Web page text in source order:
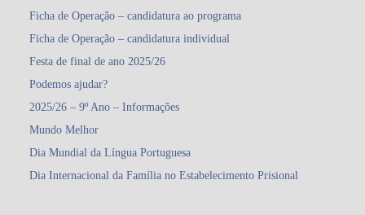
Ficha de Operação – candidatura ao programa
Ficha de Operação – candidatura individual
Festa de final de ano 2025/26
Podemos ajudar?
2025/26 – 9º Ano – Informações
Mundo Melhor
Dia Mundial da Língua Portuguesa
Dia Internacional da Família no Estabelecimento Prisional